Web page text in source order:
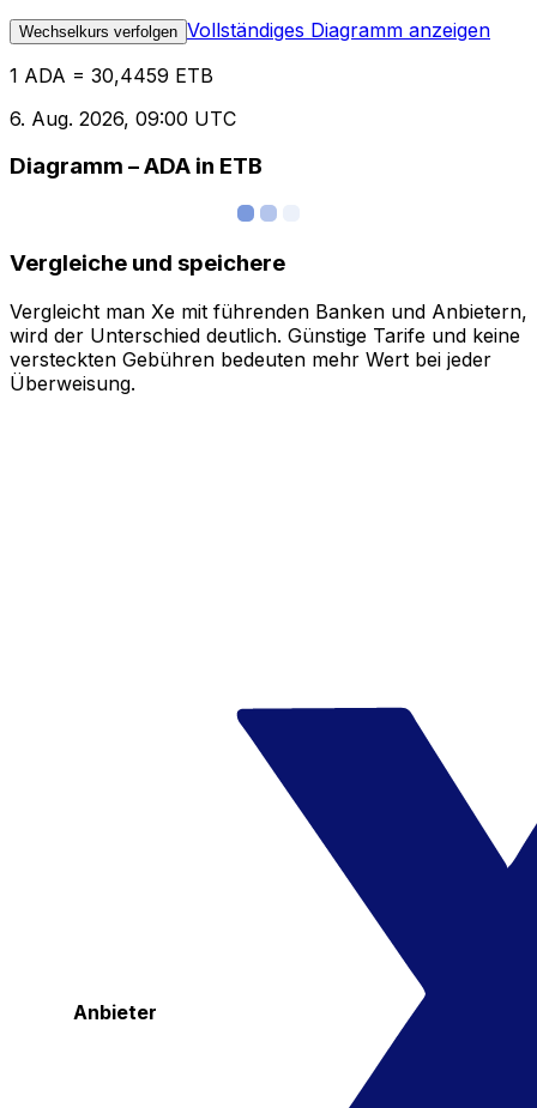
Wechselkurs verfolgen Vollständiges Diagramm anzeigen
1 ADA = 30,4459 ETB
6. Aug. 2026, 09:00 UTC
Diagramm – ADA in ETB
Vergleiche und speichere
Vergleicht man Xe mit führenden Banken und Anbietern,
wird der Unterschied deutlich. Günstige Tarife und keine
versteckten Gebühren bedeuten mehr Wert bei jeder
Überweisung.
Anbieter